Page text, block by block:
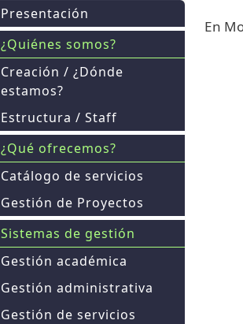
En
Presentación
¿Quiénes somos?
Creación / ¿Dónde
estamos?
Estructura / Staff
¿Qué ofrecemos?
Catálogo de servicios
Gestión de Proyectos
Sistemas de gestión
Gestión académica
Gestión administrativa
Gestión de servicios